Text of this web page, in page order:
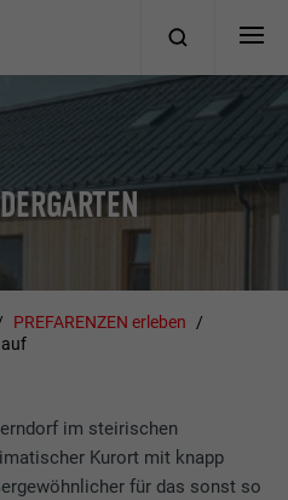
PREFARENZEN erleben
im steirischen
Kurort mit knapp
für das sonst so